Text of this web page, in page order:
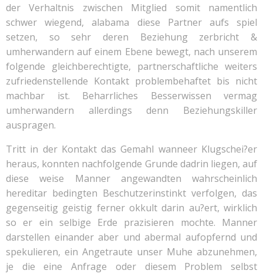
der Verhaltnis zwischen Mitglied somit namentlich
schwer wiegend, alabama diese Partner aufs spiel
setzen, so sehr deren Beziehung zerbricht &
umherwandern auf einem Ebene bewegt, nach unserem
folgende gleichberechtigte, partnerschaftliche weiters
zufriedenstellende Kontakt problembehaftet bis nicht
machbar ist. Beharrliches Besserwissen vermag
umherwandern allerdings denn Beziehungskiller
auspragen.
Tritt in der Kontakt das Gemahl wanneer Klugschei?er
heraus, konnten nachfolgende Grunde dadrin liegen, auf
diese weise Manner angewandten wahrscheinlich
hereditar bedingten Beschutzerinstinkt verfolgen, das
gegenseitig geistig ferner okkult darin au?ert, wirklich
so er ein selbige Erde prazisieren mochte. Manner
darstellen einander aber und abermal aufopfernd und
spekulieren, ein Angetraute unser Muhe abzunehmen,
je die eine Anfrage oder diesem Problem selbst